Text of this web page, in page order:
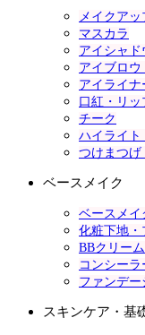
メイクア
マスカラ
アイシャド
アイブロウ
アイライナ
口紅・リ
チーク
ハイライト
つけまつげ
ベースメイク
ベースメイ
化粧下地・
BBクリー
コンシーラ
ファンデー
スキンケア・基